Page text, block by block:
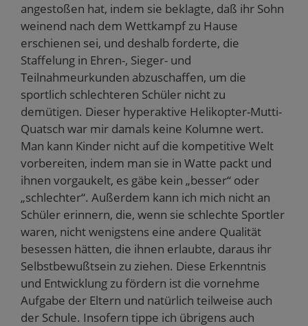
angestoßen hat, indem sie beklagte, daß ihr Sohn
weinend nach dem Wettkampf zu Hause
erschienen sei, und deshalb forderte, die
Staffelung in Ehren-, Sieger- und
Teilnahmeurkunden abzuschaffen, um die
sportlich schlechteren Schüler nicht zu
demütigen. Dieser hyperaktive Helikopter-Mutti-
Quatsch war mir damals keine Kolumne wert.
Man kann Kinder nicht auf die kompetitive Welt
vorbereiten, indem man sie in Watte packt und
ihnen vorgaukelt, es gäbe kein „besser“ oder
„schlechter“. Außerdem kann ich mich nicht an
Schüler erinnern, die, wenn sie schlechte Sportler
waren, nicht wenigstens eine andere Qualität
besessen hätten, die ihnen erlaubte, daraus ihr
Selbstbewußtsein zu ziehen. Diese Erkenntnis
und Entwicklung zu fördern ist die vornehme
Aufgabe der Eltern und natürlich teilweise auch
der Schule. Insofern tippe ich übrigens auch